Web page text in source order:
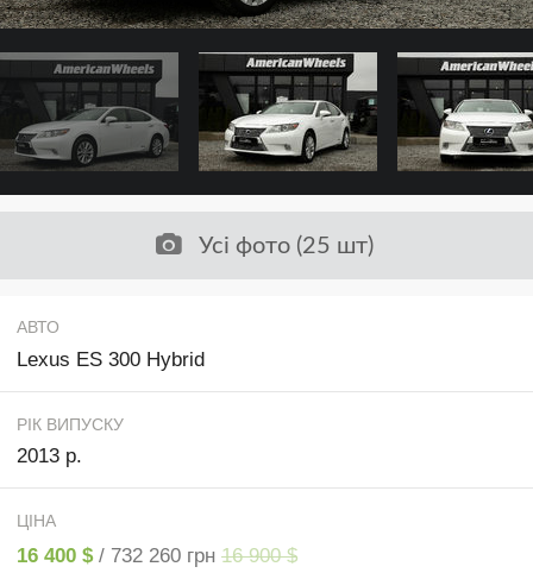
Усі фото (25 шт)
АВТО
Lexus ES 300 Hybrid
РІК ВИПУСКУ
2013 р.
ЦІНА
16 400 $ / 732 260 грн 16 900 $